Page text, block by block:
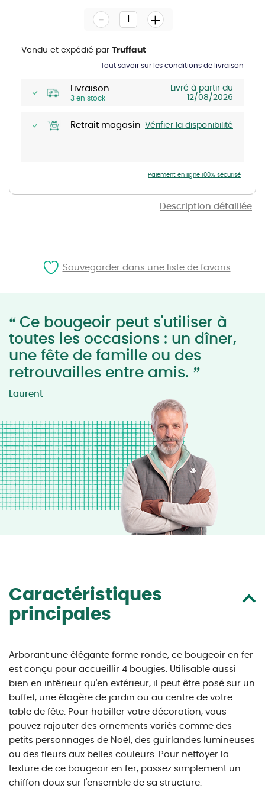
Description détaillée
gallery
Livraison
3 en stock
Livré à partir du
12/08/2026
Retrait magasin Vérifier la disponibilité
- +
Tout savoir sur les conditions de livraison
Vendu et expédié par Truffaut
Paiement en ligne 100% sécurisé
“ Ce bougeoir peut s'utiliser à
toutes les occasions : un dîner,
une fête de famille ou des
retrouvailles entre amis. ”
Laurent
Caractéristiques
principales
Arborant une élégante forme ronde, ce bougeoir en fer
est conçu pour accueillir 4 bougies. Utilisable aussi
bien en intérieur qu'en extérieur, il peut être posé sur un
buffet, une étagère de jardin ou au centre de votre
table de fête. Pour habiller votre décoration, vous
pouvez rajouter des ornements variés comme des
petits personnages de Noël, des guirlandes lumineuses
ou des fleurs aux belles couleurs. Pour nettoyer la
texture de ce bougeoir en fer, passez simplement un
chiffon doux sur l'ensemble de sa structure.
Sauvegarder dans une liste de favoris